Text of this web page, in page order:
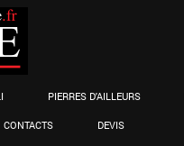
PIERRES D'AILLEURS
CONTACTS DEVIS